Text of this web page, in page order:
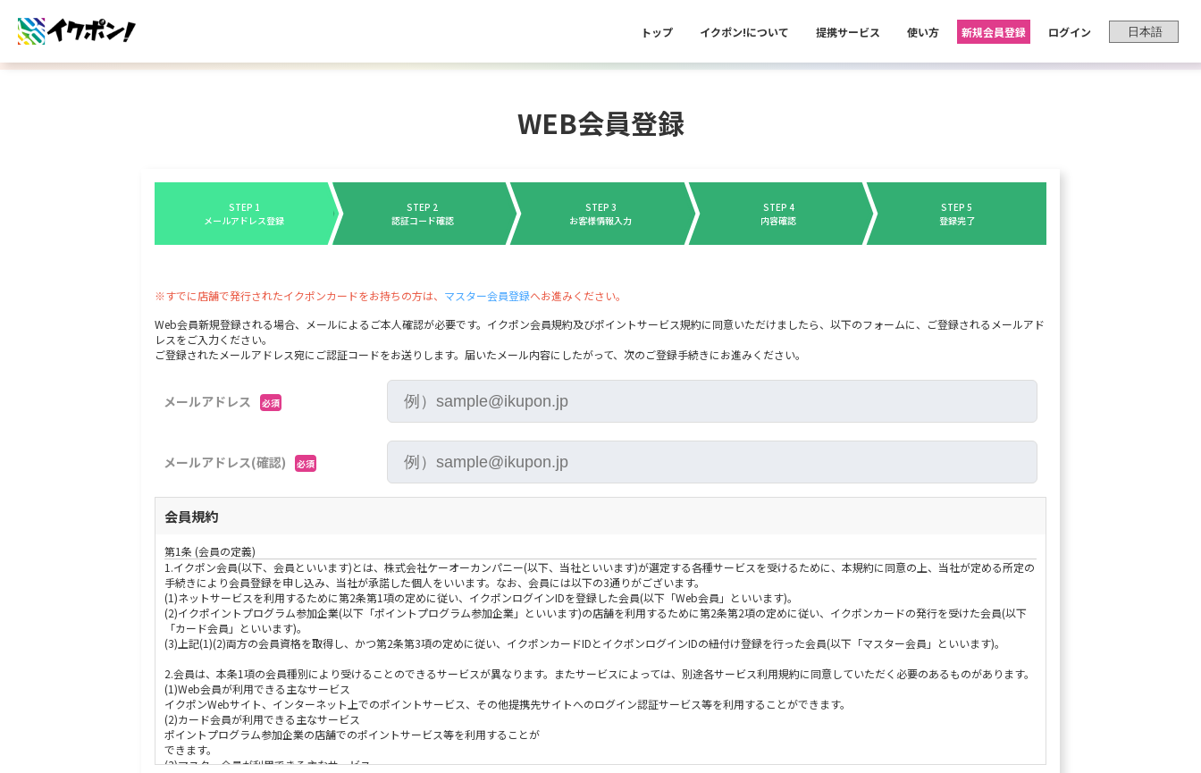
トップ イクポン!について 提携サービス 使い方 新規会員登録 ログイン
WEB会員登録
STEP 1
メールアドレス登録
STEP 2
認証コード確認
STEP 3
お客様情報入力
STEP 4
内容確認
STEP 5
登録完了
※すでに店舗で発行されたイクポンカードをお持ちの方は、 マスター会員登録へお進みください。
Web会員新規登録される場合、メールによるご本人確認が必要です。イクポン会員規約及びポイントサービス規約に同意いただけましたら、以下のフォームに、ご登録されるメールアド
レスをご入力ください。
ご登録されたメールアドレス宛にご認証コードをお送りします。届いたメール内容にしたがって、次のご登録手続きにお進みください。
メールアドレス 必須
メールアドレス(確認) 必須
会員規約
第1条 (会員の定義)
1.イクポン会員(以下、会員といいます)とは、株式会社ケーオーカンパニー(以下、当社といいます)が選定する各種サービスを受けるために、本規約に同意の上、当社が定める所定の
手続きにより会員登録を申し込み、当社が承諾した個人をいいます。なお、会員には以下の3通りがございます。
(1)ネットサービスを利用するために第2条第1項の定めに従い、イクポンログインIDを登録した会員(以下「Web会員」といいます)。
(2)イクポイントプログラム参加企業(以下「ポイントプログラム参加企業」といいます)の店舗を利用するために第2条第2項の定めに従い、イクポンカードの発行を受けた会員(以下
「カード会員」といいます)。
(3)上記(1)(2)両方の会員資格を取得し、かつ第2条第3項の定めに従い、イクポンカードIDとイクポンログインIDの紐付け登録を行った会員(以下「マスター会員」といいます)。
2.会員は、本条1項の会員種別により受けることのできるサービスが異なります。またサービスによっては、別途各サービス利用規約に同意していただく必要のあるものがあります。
(1)Web会員が利用できる主なサービス
イクポンWebサイト、インターネット上でのポイントサービス、その他提携先サイトへのログイン認証サービス等を利用することができます。
(2)カード会員が利用できる主なサービス
ポイントプログラム参加企業の店舗でのポイントサービス等を利用することが
できます。
(3)マスター会員が利用できる主なサービス